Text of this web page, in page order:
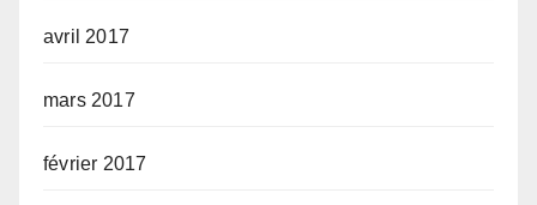
avril 2017
mars 2017
février 2017